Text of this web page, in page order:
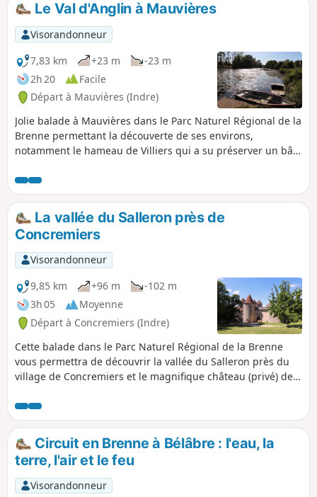
Le Val d'Anglin à Mauvières
Visorandonneur
7,83 km
+23 m
-23 m
2h 20
Facile
Départ à Mauvières (Indre)
Jolie balade à Mauvières dans le Parc Naturel Régional de la
Brenne permettant la découverte de ses environs,
notamment le hameau de Villiers qui a su préserver un bâti
le château d’Aigues Joignant situé sur l’autre rive.
La vallée du Salleron près de
Concremiers
Visorandonneur
9,85 km
+96 m
-102 m
3h 05
Moyenne
Départ à Concremiers (Indre)
Cette balade dans le Parc Naturel Régional de la Brenne
vous permettra de découvrir la vallée du Salleron près du
village de Concremiers et le magnifique château (privé) de
bucoliques.(Cette randonnée est déconseillée en période de
fortes pluies en raison d'un passage de gué : suivre alors
l'aménagement proposé dans la partie "Informations
pratiques")
Circuit en Brenne à Bélâbre : l'eau, la
terre, l'air et le feu
Visorandonneur